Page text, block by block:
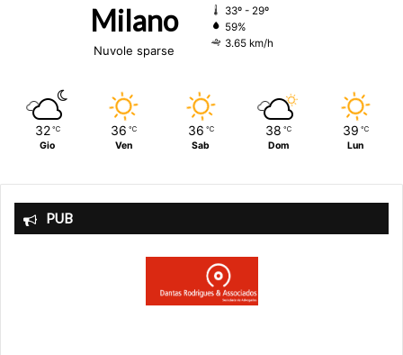
Milano
Nuvole sparse
33º - 29º
59%
3.65 km/h
32 ℃
Gio
36 ℃
Ven
36 ℃
Sab
38 ℃
Dom
39 ℃
Lun
PUB